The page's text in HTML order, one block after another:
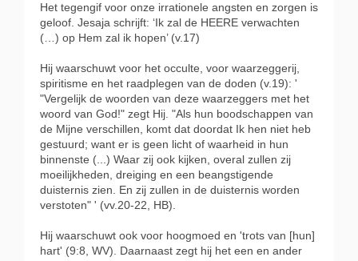
Het tegengif voor onze irrationele angsten en zorgen is
geloof. Jesaja schrijft: ‘Ik zal de HEERE verwachten
(…) op Hem zal ik hopen’ (v.17)
Hij waarschuwt voor het occulte, voor waarzeggerij,
spiritisme en het raadplegen van de doden (v.19): '
"Vergelijk de woorden van deze waarzeggers met het
woord van God!" zegt Hij. "Als hun boodschappen van
de Mijne verschillen, komt dat doordat Ik hen niet heb
gestuurd; want er is geen licht of waarheid in hun
binnenste (...) Waar zij ook kijken, overal zullen zij
moeilijkheden, dreiging en een beangstigende
duisternis zien. En zij zullen in de duisternis worden
verstoten" ' (vv.20-22, HB).
Hij waarschuwt ook voor hoogmoed en 'trots van [hun]
hart' (9:8, WV). Daarnaast zegt hij het een en ander